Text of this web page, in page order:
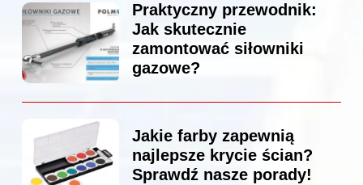
Praktyczny przewodnik:
Jak skutecznie
zamontować siłowniki
gazowe?
Jakie farby zapewnią
najlepsze krycie ścian?
Sprawdź nasze porady!